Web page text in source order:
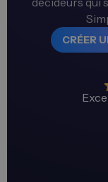
CRÉER